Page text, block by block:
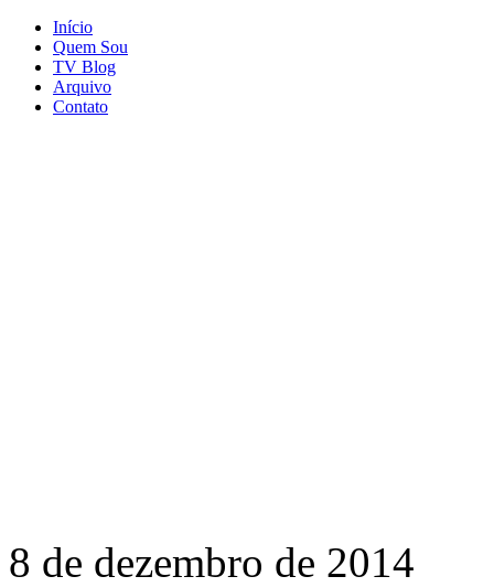
Início
Quem Sou
TV Blog
Arquivo
Contato
8 de dezembro de 2014